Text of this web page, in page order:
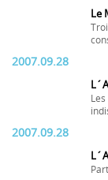
Le
2007.09.28
2007.09.28